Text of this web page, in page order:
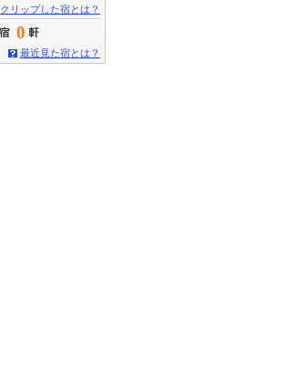
クリップした宿とは？
0
最近見た宿とは？